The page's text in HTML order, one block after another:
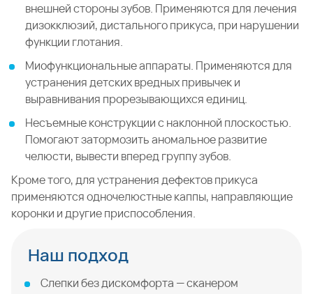
внешней стороны зубов. Применяются для лечения
дизокклюзий, дистального прикуса, при нарушении
функции глотания.
Миофункциональные аппараты. Применяются для
устранения детских вредных привычек и
выравнивания прорезывающихся единиц.
Несъемные конструкции с наклонной плоскостью.
Помогают затормозить аномальное развитие
челюсти, вывести вперед группу зубов.
Кроме того, для устранения дефектов прикуса
применяются одночелюстные каппы, направляющие
коронки и другие приспособления.
Наш подход
Слепки без дискомфорта — сканером